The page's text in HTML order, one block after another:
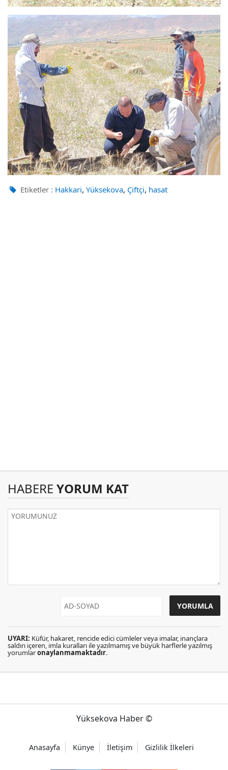
Etiketler : Hakkari, Yüksekova, Çiftçi, hasat
HABERE YORUM KAT
UYARI: Küfür, hakaret, rencide edici cümleler veya imalar, inançlara
saldırı içeren, imla kuralları ile yazılmamış ve büyük harflerle yazılmış
yorumlaronaylanmamaktadır.
Yüksekova Haber ©
Anasayfa Künye İletişim Gizlilik İlkeleri